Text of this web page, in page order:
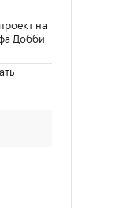
на
Добби